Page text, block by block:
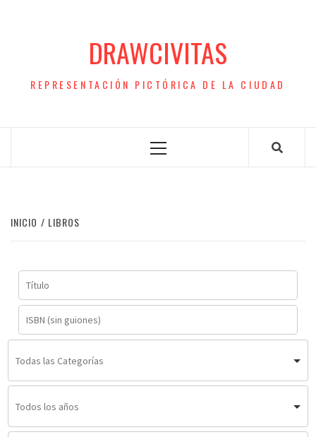
DRAWCIVITAS
REPRESENTACIÓN PICTÓRICA DE LA CIUDAD
Menú
INICIO LIBROS